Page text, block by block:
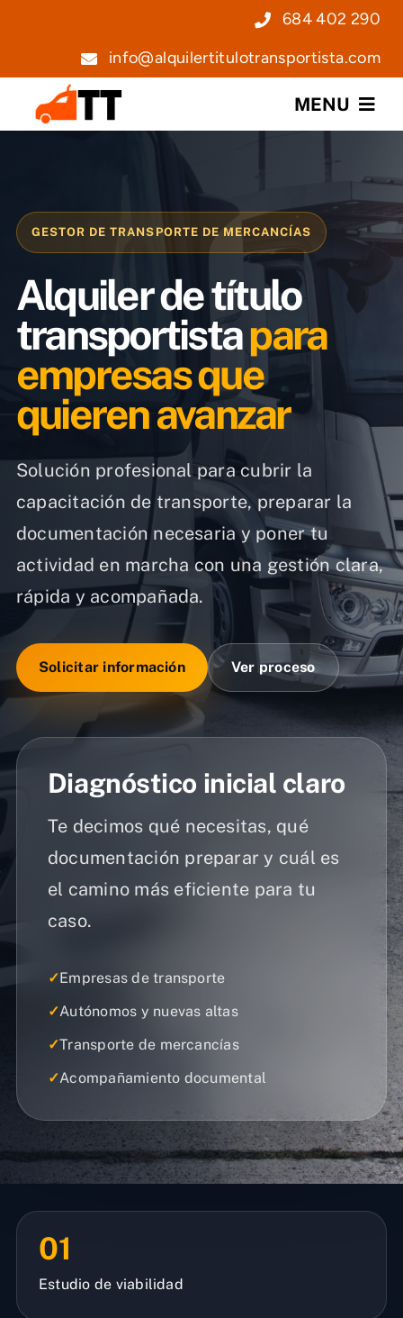
684 402 290
info@alquilertitulotransportista.com
MENU
Servicios
Noticias
Contacto
GESTOR DE TRANSPORTE DE MERCANCÍAS
Alquiler de título
transportistapara
empresas que
quieren avanzar
Solución profesional para cubrir la
capacitación de transporte, preparar la
documentación necesaria y poner tu
actividad en marcha con una gestión clara,
rápida y acompañada.
Solicitar información Ver proceso
Diagnóstico inicial claro
Te decimos qué necesitas, qué
documentación preparar y cuál es
el camino más eficiente para tu
caso.
✓Empresas de transporte
✓Autónomos y nuevas altas
✓Transporte de mercancías
✓Acompañamiento documental
01
Estudio de viabilidad